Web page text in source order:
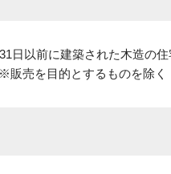
日以前に建築された木造の
売を目的とするものを除く